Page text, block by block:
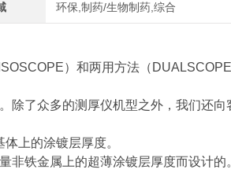
环保,制药/生物制药,综合
）和两用方法（
除了众多的测厚仪机型之外，我们还向
上的涂镀层厚度。
铁金属上的超薄涂镀层厚度而设计的